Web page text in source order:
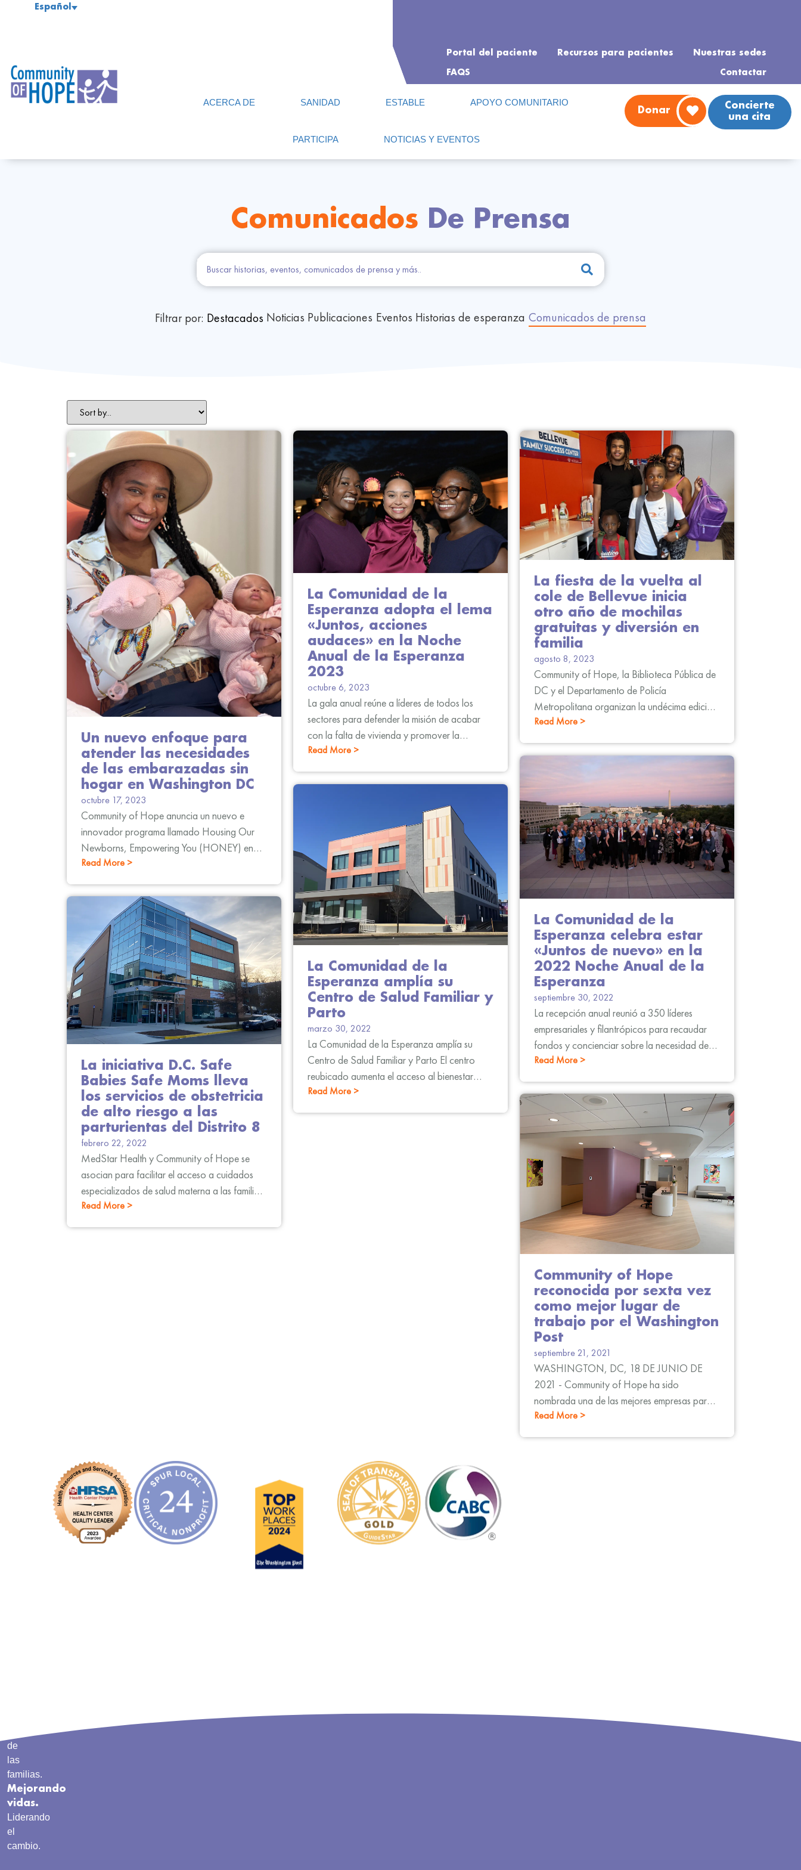
Español
Portal del paciente Recursos para pacientes Nuestras sedes
FAQS Contactar
ACERCA DE SANIDAD ESTABLE APOYO COMUNITARIO
PARTICIPA NOTICIAS Y EVENTOS
Donar
Concierte
una cita
Comunicados De Prensa
Filtrar por: Destacados Noticias Publicaciones Eventos Historias de esperanza Comunicados de prensa
Un nuevo enfoque para
atender las necesidades
de las embarazadas sin
hogar en Washington DC
octubre 17, 2023
Community of Hope anuncia un nuevo e
innovador programa llamado Housing Our
Newborns, Empowering You (HONEY) en
colaboración con el Departamento de
Read More >
La Comunidad de la
Esperanza adopta el lema
«Juntos, acciones
audaces» en la Noche
Anual de la Esperanza
2023
octubre 6, 2023
La gala anual reúne a líderes de todos los
sectores para defender la misión de acabar
con la falta de vivienda y promover la
equidad sanitaria en Washington, DC.
Read More >
La fiesta de la vuelta al
cole de Bellevue inicia
otro año de mochilas
gratuitas y diversión en
familia
agosto 8, 2023
Community of Hope, la Biblioteca Pública de
DC y el Departamento de Policía
Metropolitana organizan la undécima edición
anual de la Fiesta de Vuelta al Cole de
distrito 8 a prepararse para el próximo curso
Read More >
La Comunidad de la
Esperanza celebra estar
«Juntos de nuevo» en la
2022 Noche Anual de la
Esperanza
septiembre 30, 2022
La recepción anual reunió a 350 líderes
empresariales y filantrópicos para recaudar
fondos y concienciar sobre la necesidad de
mejorar la sanidad y acabar con la falta de
Read More >
La Comunidad de la
Esperanza amplía su
Centro de Salud Familiar y
Parto
marzo 30, 2022
La Comunidad de la Esperanza amplía su
Centro de Salud Familiar y Parto El centro
reubicado aumenta el acceso al bienestar
médico y emocional y mantiene los servicios
Read More >
La iniciativa D.C. Safe
Babies Safe Moms lleva
los servicios de obstetricia
de alto riesgo a las
parturientas del Distrito 8
febrero 22, 2022
MedStar Health y Community of Hope se
asocian para facilitar el acceso a cuidados
especializados de salud materna a las familias
que viven en los barrios con menos recursos
Read More >
Community of Hope
reconocida por sexta vez
como mejor lugar de
trabajo por el Washington
Post
septiembre 21, 2021
WASHINGTON, DC, 18 DE JUNIO DE
2021 - Community of Hope ha sido
nombrada una de las mejores empresas para
trabajar en el área de Washington, D.C. en
Read More >
de
las
familias.
Mejorando
vidas.
Liderando
el
cambio.